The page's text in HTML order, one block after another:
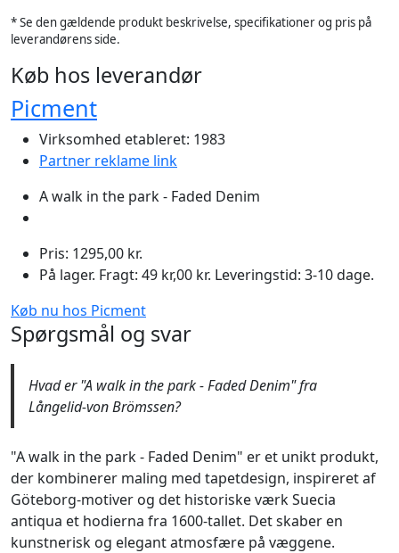
* Se den gældende produkt beskrivelse, specifikationer og pris på
leverandørens side.
Køb hos leverandør
Picment
Virksomhed etableret: 1983
Partner reklame link
A walk in the park - Faded Denim
Pris: 1295,00 kr.
På lager. Fragt: 49 kr,00 kr. Leveringstid: 3-10 dage.
Køb nu hos Picment
Spørgsmål og svar
Hvad er "A walk in the park - Faded Denim" fra
Långelid-von Brömssen?
"A walk in the park - Faded Denim" er et unikt produkt,
der kombinerer maling med tapetdesign, inspireret af
Göteborg-motiver og det historiske værk Suecia
antiqua et hodierna fra 1600-tallet. Det skaber en
kunstnerisk og elegant atmosfære på væggene.